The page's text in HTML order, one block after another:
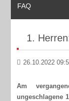
FAQ
1.
26.10.2022
Am
ungeschlagene